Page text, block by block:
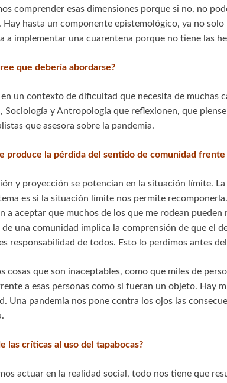
comprender esas dimensiones porque si no, no
Hay hasta un componente epistemológico, ya no
a implementar una cuarentena porque no tiene las
que debería abordarse?
en un contexto de dificultad que necesita de muchas
Sociología y Antropología que reflexionen, que
que asesora sobre la pandemia.
produce la pérdida del sentido de comunidad
y proyección se potencian en la situación límite.
es si la situación límite nos permite
a aceptar que muchos de los que me rodean pueden
una comunidad implica la comprensión de que el
responsabilidad de todos. Esto lo perdimos antes
cosas que son inaceptables, como que miles de
a esas personas como si fueran un objeto. Hay
Una pandemia nos pone contra los ojos las
las críticas al uso del tapabocas?
actuar en la realidad social, todo nos tiene que